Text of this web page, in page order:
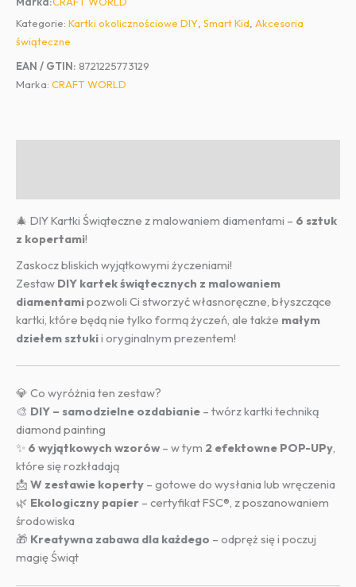
okolicznościowe
6
szt.
Boże
Narodzenie
Kategorie: Kartki okolicznościowe DIY Smart Kid Akcesoria
świąteczne
EAN / GTIN: 8721225773129
Marka: CRAFT WORLD
🎄 DIY Kartki Świąteczne z malowaniem diamentami – 6 sztuk
z kopertami!
Zaskocz bliskich wyjątkowymi życzeniami!
Zestaw DIY kartek świątecznych z malowaniem
diamentamipozwoli Ci stworzyć własnoręczne, błyszczące
kartki, które będą nie tylko formą życzeń, ale także małym
dziełem sztukii oryginalnym prezentem!
💎 Co wyróżnia ten zestaw?
🎨 DIY – samodzielne ozdabianie – twórz kartki techniką
diamond painting
✨ 6 wyjątkowych wzorów– w tym 2 efektowne POP-UPy,
które się rozkładają
📩 W zestawie koperty – gotowe do wysłania lub wręczenia
🌿 Ekologiczny papier – certyfikat FSC®, z poszanowaniem
środowiska
🎁 Kreatywna zabawa dla każdego – odpręż się i poczuj
magię Świąt